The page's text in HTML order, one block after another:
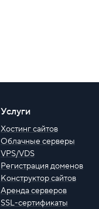
Услуги
Хостинг сайтов
Облачные серверы
VPS/VDS
Регистрация доменов
Конструктор сайтов
Аренда серверов
SSL-сертификаты